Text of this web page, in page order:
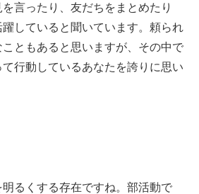
を言ったり、友だちをまとめたり
していると聞いています。頼られ
ともあると思いますが、その中で
行動しているあなたを誇りに思い
明るくする存在ですね。部活動で